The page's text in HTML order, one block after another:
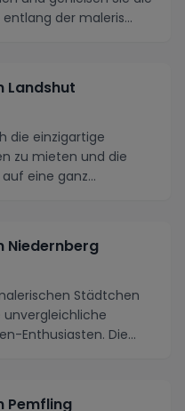
der maleris...
Landshut
die einzigartige
zu mieten und die
eine ganz
Niedernberg
Städtchen
Enthusiasten. Die
Pemfling